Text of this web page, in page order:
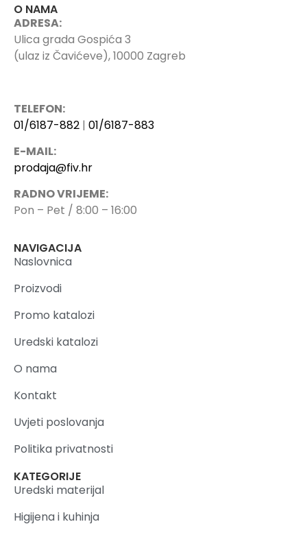
O NAMA
ADRESA:
Ulica grada Gospića 3
(ulaz iz Čavićeve), 10000 Zagreb
TELEFON:
01/6187-882 | 01/6187-883
E-MAIL:
prodaja@fiv.hr
RADNO VRIJEME:
Pon – Pet / 8:00 – 16:00
NAVIGACIJA
Naslovnica
Proizvodi
Promo katalozi
Uredski katalozi
O nama
Kontakt
Uvjeti poslovanja
Politika privatnosti
KATEGORIJE
Uredski materijal
Higijena i kuhinja